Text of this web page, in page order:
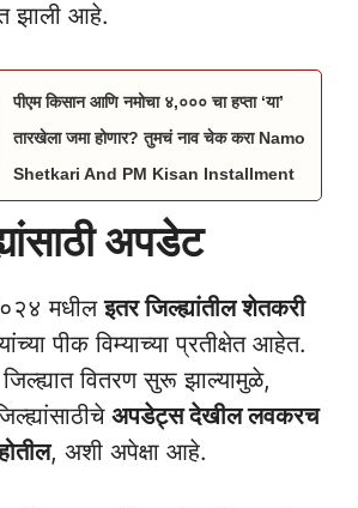
झाली आहे.
पीएम किसान आणि नमोचा ४,००० चा हप्ता ‘या’
तारखेला जमा होणार? तुमचं नाव चेक करा Namo
Shetkari And PM Kisan Installment
अपडेट
मधीलइतर जिल्ह्यांतील शेतकरी
पीक विम्याच्या प्रतीक्षेत आहेत.
वितरण सुरू झाल्यामुळे,
अपडेट्स देखील लवकरच
, अशी अपेक्षा आहे.